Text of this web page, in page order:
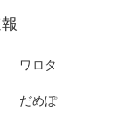
ワロタ
だめぽ